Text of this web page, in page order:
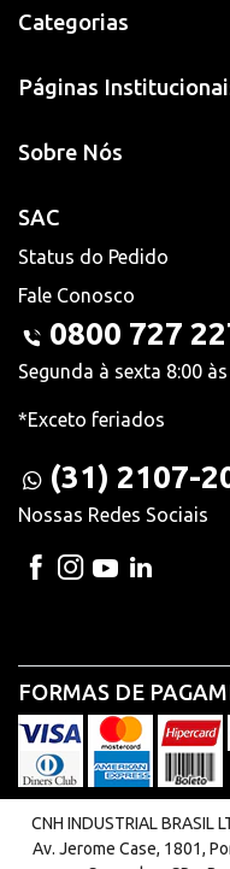
Categorias
Páginas
Sobre Nós
SAC
Status do Pedido
Fale Conosco
0800 727
Segunda à sexta 8:00
*Exceto feriados
(31) 2107-
Nossas Redes Sociais
FORMAS DE
CNH INDUSTRIAL BRASIL
Av. Jerome Case, 1801,